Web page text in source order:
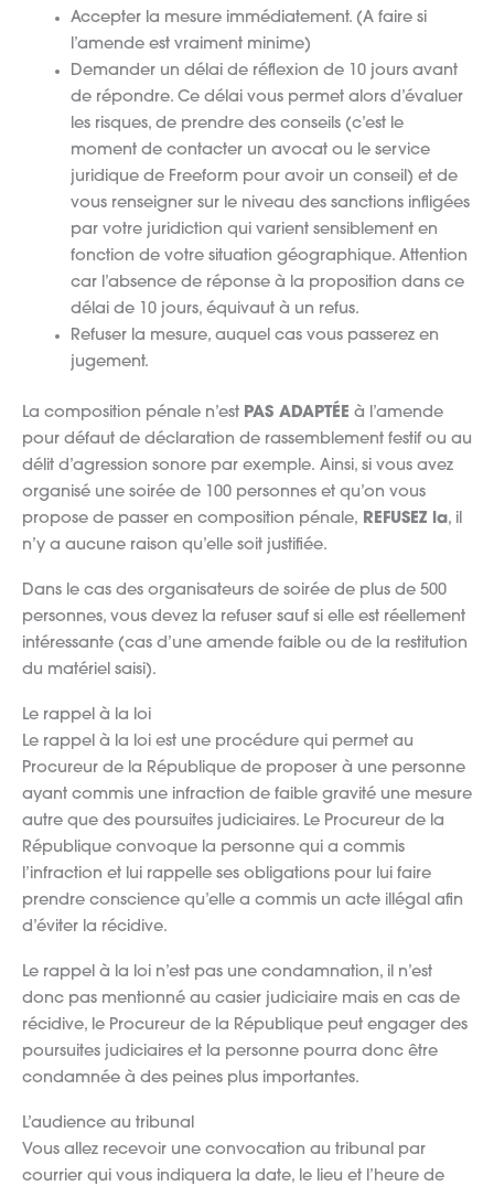
Accepter la mesure immédiatement. (A faire si
l’amende est vraiment minime)
Demander un délai de réflexion de 10 jours avant
de répondre. Ce délai vous permet alors d’évaluer
les risques, de prendre des conseils (c’est le
moment de contacter un avocat ou le service
juridique de Freeform pour avoir un conseil) et de
vous renseigner sur le niveau des sanctions infligées
par votre juridiction qui varient sensiblement en
fonction de votre situation géographique. Attention
car l’absence de réponse à la proposition dans ce
délai de 10 jours, équivaut à un refus.
Refuser la mesure, auquel cas vous passerez en
jugement.
La composition pénale n’est PAS ADAPTÉE à l’amende
pour défaut de déclaration de rassemblement festif ou au
délit d’agression sonore par exemple. Ainsi, si vous avez
organisé une soirée de 100 personnes et qu’on vous
propose de passer en composition pénale, REFUSEZ la, il
n’y a aucune raison qu’elle soit justifiée.
Dans le cas des organisateurs de soirée de plus de 500
personnes, vous devez la refuser sauf si elle est réellement
intéressante (cas d’une amende faible ou de la restitution
du matériel saisi).
Le rappel à la loi
Le rappel à la loi est une procédure qui permet au
Procureur de la République de proposer à une personne
ayant commis une infraction de faible gravité une mesure
autre que des poursuites judiciaires. Le Procureur de la
République convoque la personne qui a commis
l’infraction et lui rappelle ses obligations pour lui faire
prendre conscience qu’elle a commis un acte illégal afin
d’éviter la récidive.
Le rappel à la loi n’est pas une condamnation, il n’est
donc pas mentionné au casier judiciaire mais en cas de
récidive, le Procureur de la République peut engager des
poursuites judiciaires et la personne pourra donc être
condamnée à des peines plus importantes.
L’audience au tribunal
Vous allez recevoir une convocation au tribunal par
courrier qui vous indiquera la date, le lieu et l’heure de